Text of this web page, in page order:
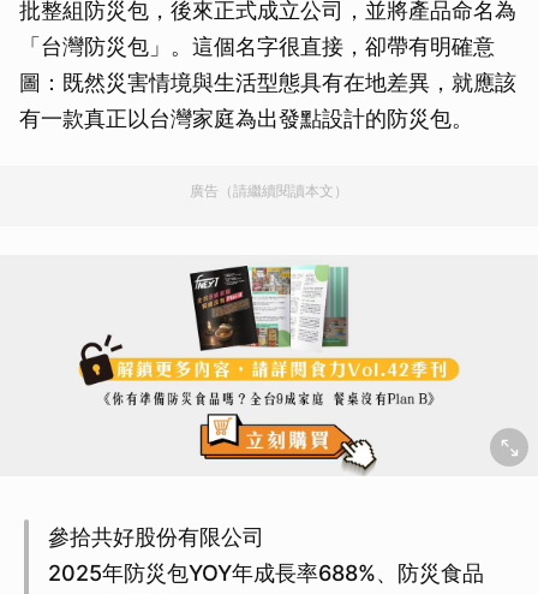
批整組防災包，後來正式成立公司，並將產品命名為
「台灣防災包」。這個名字很直接，卻帶有明確意
圖：既然災害情境與生活型態具有在地差異，就應該
有一款真正以台灣家庭為出發點設計的防災包。
廣告（請繼續閱讀本文）
參拾共好股份有限公司
2025年防災包YOY年成長率688%、防災食品